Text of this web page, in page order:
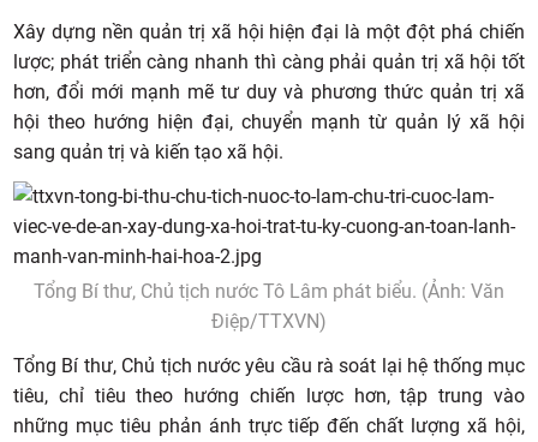
Xây dựng nền quản trị xã hội hiện đại là một đột phá chiến
lược; phát triển càng nhanh thì càng phải quản trị xã hội tốt
hơn, đổi mới mạnh mẽ tư duy và phương thức quản trị xã
hội theo hướng hiện đại, chuyển mạnh từ quản lý xã hội
sang quản trị và kiến tạo xã hội.
Tổng Bí thư, Chủ tịch nước Tô Lâm phát biểu. (Ảnh: Văn
Điệp/TTXVN)
Tổng Bí thư, Chủ tịch nước yêu cầu rà soát lại hệ thống mục
tiêu, chỉ tiêu theo hướng chiến lược hơn, tập trung vào
những mục tiêu phản ánh trực tiếp đến chất lượng xã hội,